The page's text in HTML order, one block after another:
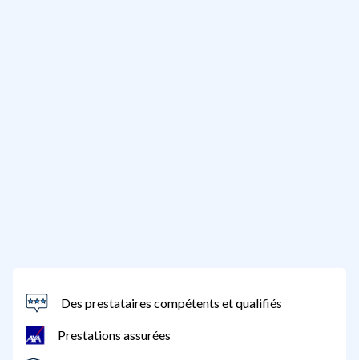
Des prestataires compétents et qualifiés
Prestations assurées